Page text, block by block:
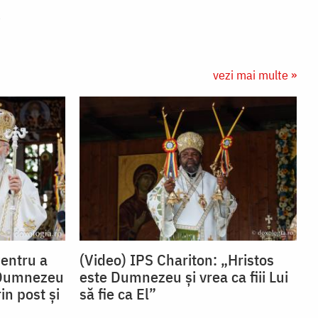
vezi mai multe »
a
post și
(Video) IPS Chariton: „Hristos
este Dumnezeu și vrea ca fiii Lui
să fie ca El”